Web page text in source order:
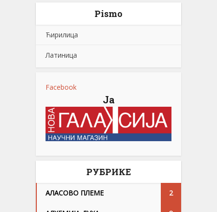
Pismo
Ћирилица
Латиница
Facebook
Ја
РУБРИКЕ
АЛАСОВО ПЛЕМЕ 2